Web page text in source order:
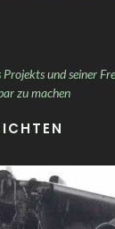
Projekts und seiner
zu machen